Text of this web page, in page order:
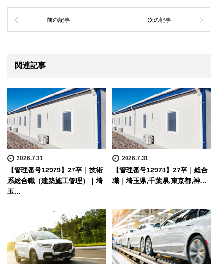
前の記事 次の記事
関連記事
2026.7.31
【管理番号12979】27卒｜技術
系総合職（建築施工管理）｜埼
玉…
2026.7.31
【管理番号12978】27卒｜総合
職｜埼玉県,千葉県,東京都,神…